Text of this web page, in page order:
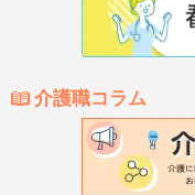
介護職コラム